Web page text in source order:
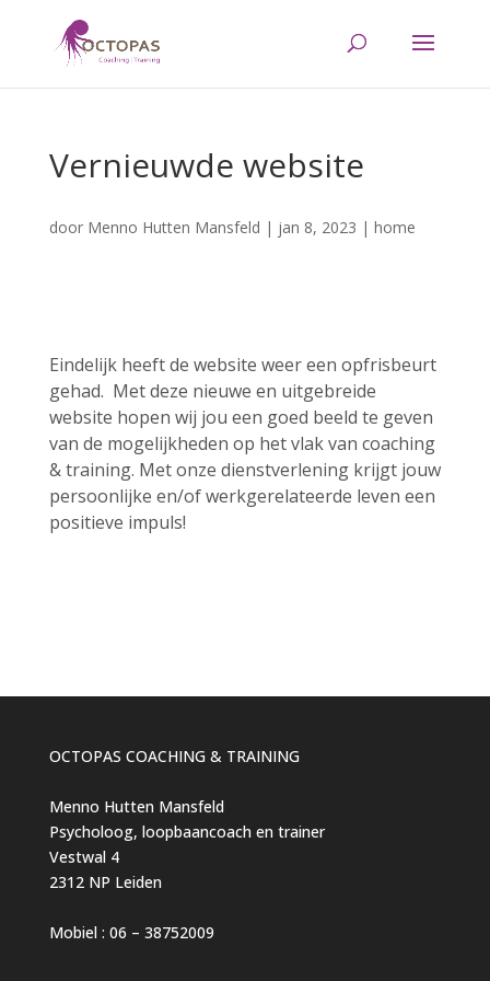
Vernieuwde website
door Menno Hutten Mansfeld | jan 8, 2023 | home
Eindelijk heeft de website weer een opfrisbeurt
gehad. Met deze nieuwe en uitgebreide
website hopen wij jou een goed beeld te geven
van de mogelijkheden op het vlak van coaching
& training. Met onze dienstverlening krijgt jouw
persoonlijke en/of werkgerelateerde leven een
positieve impuls!
OCTOPAS COACHING & TRAINING
Menno Hutten Mansfeld
Psycholoog, loopbaancoach en trainer
Vestwal 4
2312 NP Leiden
Mobiel : 06 – 38752009